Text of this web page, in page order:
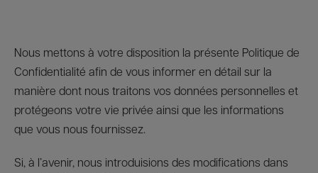
Nous mettons à votre disposition la présente Politique de
Confidentialité afin de vous informer en détail sur la
manière dont nous traitons vos données personnelles et
protégeons votre vie privée ainsi que les informations
que vous nous fournissez.
Si, à l’avenir, nous introduisions des modifications dans